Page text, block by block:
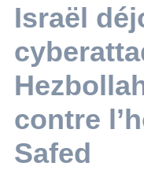
Israël
contre
Safed